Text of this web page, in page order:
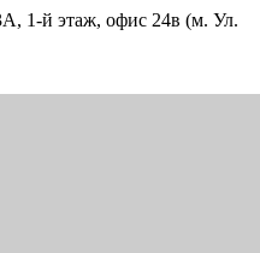
1-й этаж, офис 24в (м. Ул.